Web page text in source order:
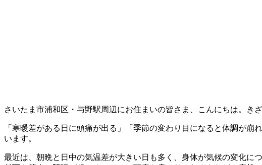
さいたま市浦和区・与野駅周辺にお住まいの皆さま、こんにちは。きざ
「寒暖差がある日に頭痛が出る」「季節の変わり目になると体調が
います。
最近は、朝晩と日中の気温差が大きい日も多く、身体が気候の変化に